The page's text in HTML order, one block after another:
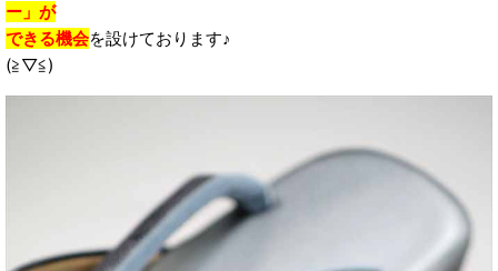
ー」が
できる機会を設けております♪
(≧▽≦)